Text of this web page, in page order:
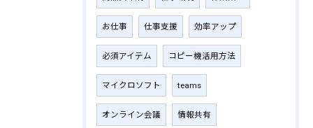
お仕事 仕事支援 効率アップ
必須アイテム コピー機活用方法
マイクロソフト teams
オンライン会議 情報共有